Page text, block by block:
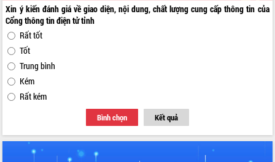
Xin ý kiến đánh giá về giao diện, nội dung, chất lượng cung cấp thông tin của
Cổng thông tin điện tử tỉnh
Rất tốt
Tốt
Trung bình
Kém
Rất kém
Bình chọn Kết quả